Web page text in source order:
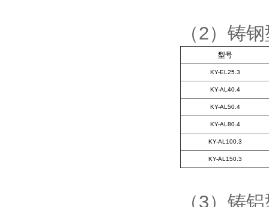
（2）铸
型号
KY-EL25.3
KY-AL40.4
KY-AL50.4
KY-AL80.4
KY-AL100.3
KY-AL150.3
（3）铸